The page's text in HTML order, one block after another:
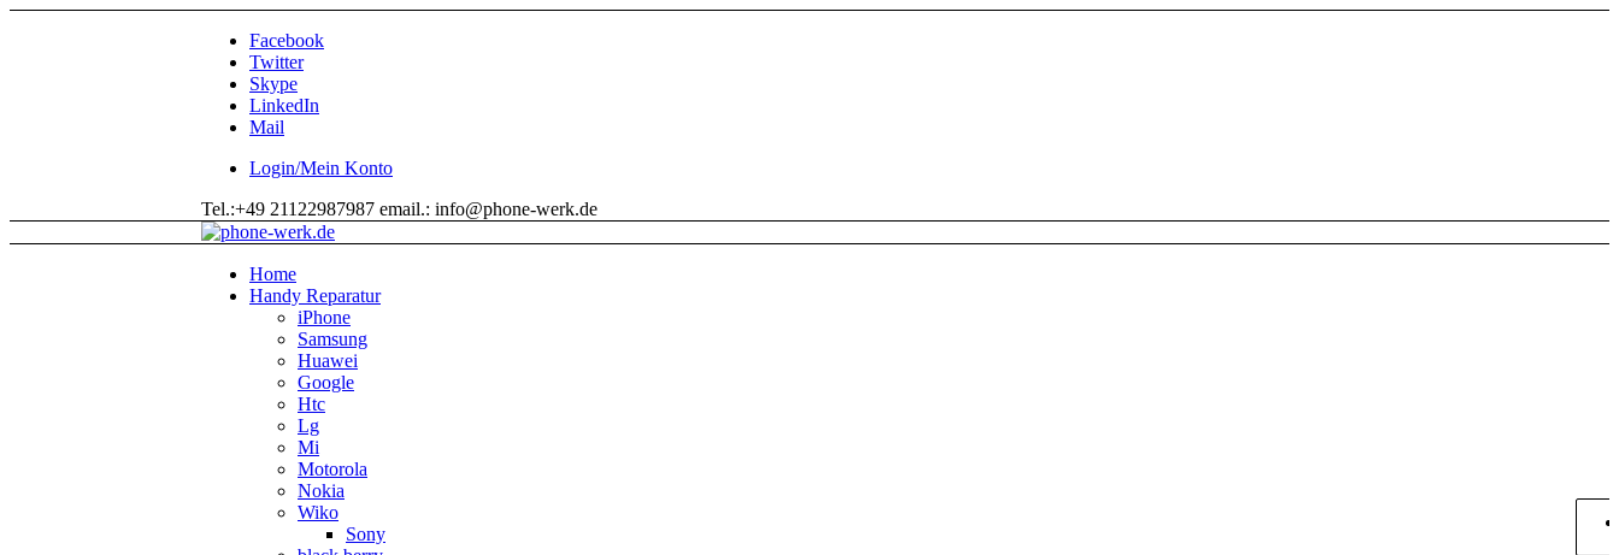
Facebook
Twitter
Skype
LinkedIn
Mail
Login/Mein Konto
Tel.:+49 21122987987 email.: info@phone-werk.de
Home
Handy Reparatur
iPhone
Samsung
Huawei
Google
Htc
Lg
Mi
Motorola
Nokia
Wiko
Sony